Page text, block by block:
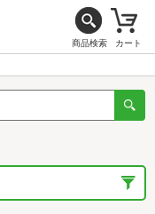
商品検索 カート